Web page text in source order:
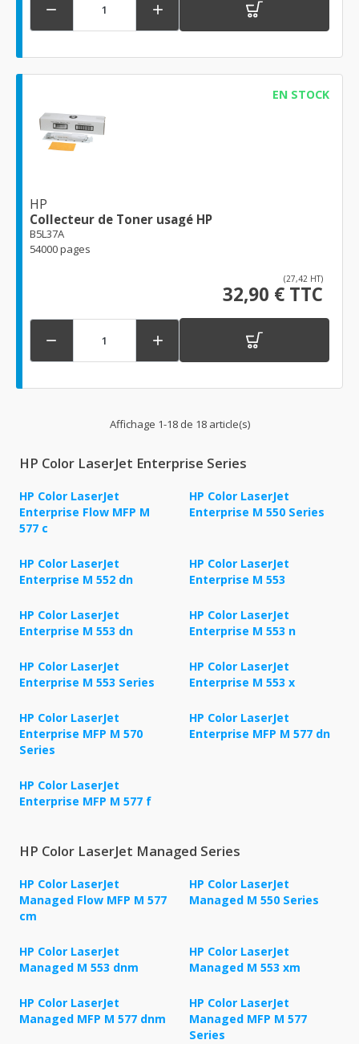
 
EN STOCK
HP
Collecteur de Toner usagé HP
B5L37A
54000 pages
(27,42 HT)
32,90 € TTC
 
Affichage 1-18 de 18 article(s)
HP Color LaserJet Enterprise Series
HP Color LaserJet
Enterprise Flow MFP M
577 c
HP Color LaserJet
Enterprise M 550 Series
HP Color LaserJet
Enterprise M 552 dn
HP Color LaserJet
Enterprise M 553
HP Color LaserJet
Enterprise M 553 dn
HP Color LaserJet
Enterprise M 553 n
HP Color LaserJet
Enterprise M 553 Series
HP Color LaserJet
Enterprise M 553 x
HP Color LaserJet
Enterprise MFP M 570
Series
HP Color LaserJet
Enterprise MFP M 577 dn
HP Color LaserJet
Enterprise MFP M 577 f
HP Color LaserJet Managed Series
HP Color LaserJet
Managed Flow MFP M 577
cm
HP Color LaserJet
Managed M 550 Series
HP Color LaserJet
Managed M 553 dnm
HP Color LaserJet
Managed M 553 xm
HP Color LaserJet
Managed MFP M 577 dnm
HP Color LaserJet
Managed MFP M 577
Series